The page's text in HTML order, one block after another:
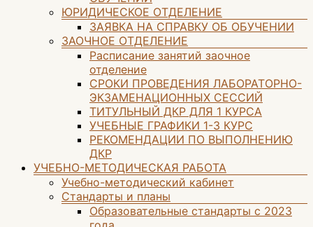
ЮРИДИЧЕСКОЕ ОТДЕЛЕНИЕ
ЗАЯВКА НА СПРАВКУ ОБ ОБУЧЕНИИ
ЗАОЧНОЕ ОТДЕЛЕНИЕ
Расписание занятий заочное
отделение
СРОКИ ПРОВЕДЕНИЯ ЛАБОРАТОРНО-
ЭКЗАМЕНАЦИОННЫХ СЕССИЙ
ТИТУЛЬНЫЙ ДКР ДЛЯ 1 КУРСА
УЧЕБНЫЕ ГРАФИКИ 1-3 КУРС
РЕКОМЕНДАЦИИ ПО ВЫПОЛНЕНИЮ
ДКР
УЧЕБНО-МЕТОДИЧЕСКАЯ РАБОТА
Учебно-методический кабинет
Стандарты и планы
Образовательные стандарты с 2023